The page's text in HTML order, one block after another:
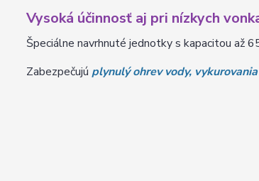
Vysoká účinnosť aj pri nízkych
Špeciálne navrhnuté jednotky s kapacitou až
Zabezpečujú plynulý ohrev vody,